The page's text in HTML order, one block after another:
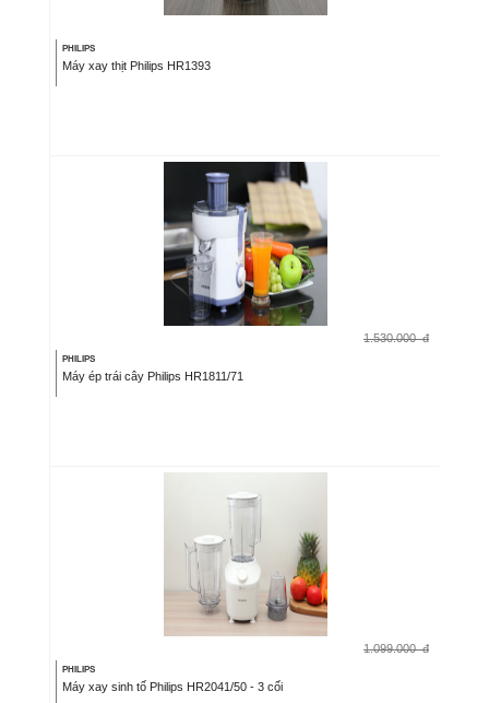
PHILIPS
Máy xay thịt Philips HR1393
1.530.000 đ
PHILIPS
Máy ép trái cây Philips HR1811/71
1.099.000 đ
PHILIPS
Máy xay sinh tố Philips HR2041/50 - 3 cối